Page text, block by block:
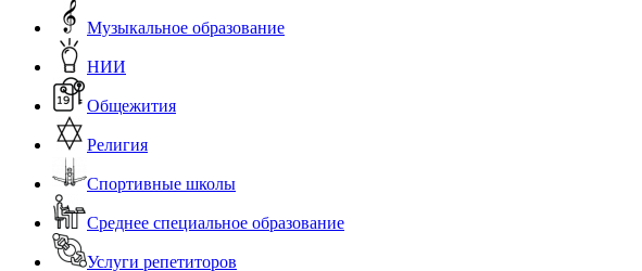
Музыкальное образование
НИИ
Общежития
Религия
Спортивные школы
Среднее специальное образование
Услуги репетиторов